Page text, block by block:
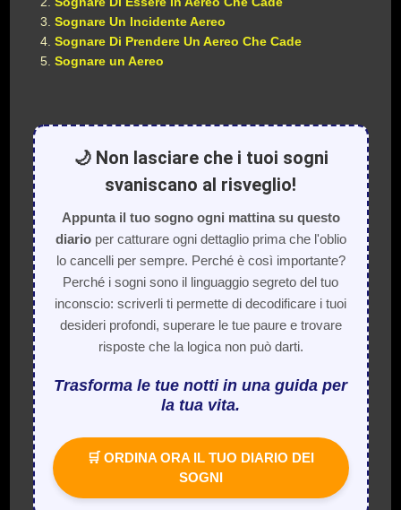
Sognare Un Incidente Aereo
Sognare Di Prendere Un Aereo Che Cade
Sognare un Aereo
🌙 Non lasciare che i tuoi sogni
svaniscano al risveglio!
Appunta il tuo sogno ogni mattina su questo
diarioper catturare ogni dettaglio prima che l'oblio
lo cancelli per sempre. Perché è così importante?
Perché i sogni sono il linguaggio segreto del tuo
inconscio: scriverli ti permette di decodificare i tuoi
desideri profondi, superare le tue paure e trovare
risposte che la logica non può darti.
Trasforma le tue notti in una guida per
la tua vita.
🛒 ORDINA ORA IL TUO DIARIO DEI
SOGNI